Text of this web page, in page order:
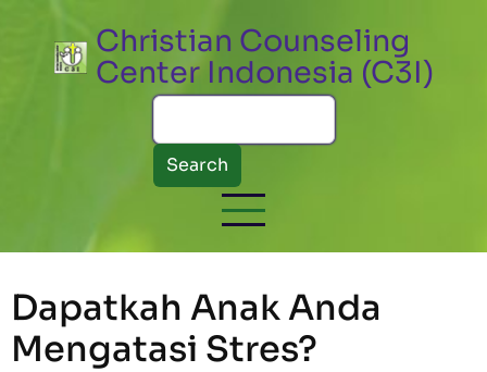
Christian Counseling
Center Indonesia (C3I)
Search
Dapatkah Anak Anda
Mengatasi Stres?